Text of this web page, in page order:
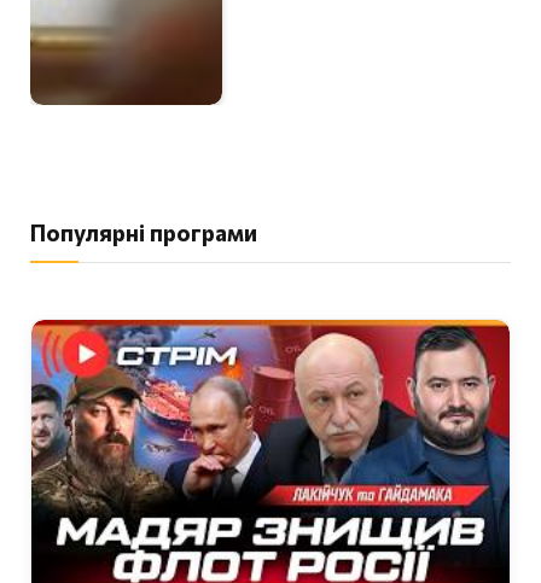
Популярні програми